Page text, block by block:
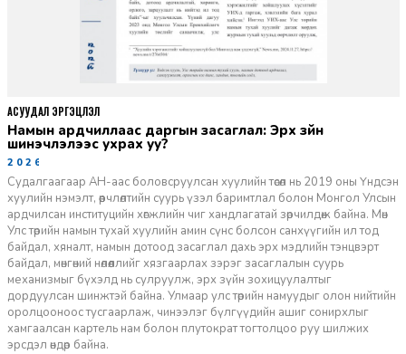
Намын ардчиллаас даргын засаглал: Эрх зүйн
шинэчлэлээс ухрах уу?
2026-07-08
Судалгаагаар АН-аас боловсруулсан хуулийн төсөл нь 2019 оны Үндсэн
хуулийн нэмэлт, өөрчлөлтийн суурь үзэл баримтлал болон Монгол Улсын
ардчилсан институцийн хөгжлийн чиг хандлагатай зөрчилдөж байна. Мөн
Улс төрийн намын тухай хуулийн амин сүнс болсон санхүүгийн ил тод
байдал, хяналт, намын дотоод засаглал дахь эрх мэдлийн тэнцвэрт
байдал, мөнгөний нөлөөллийг хязгаарлах зэрэг засаглалын суурь
механизмыг бүхэлд нь сулруулж, эрх зүйн зохицуулалтыг
дордуулсан шинжтэй байна. Улмаар улс төрийн намуудыг олон нийтийн
оролцооноос тусгаарлаж, чинээлэг бүлгүүдийн ашиг сонирхлыг
хамгаалсан картель нам болон плутократ тогтолцоо руу шилжих
эрсдэл өндөр байна.
АСУУДАЛ ЭРГЭЦҮҮЛЭЛ